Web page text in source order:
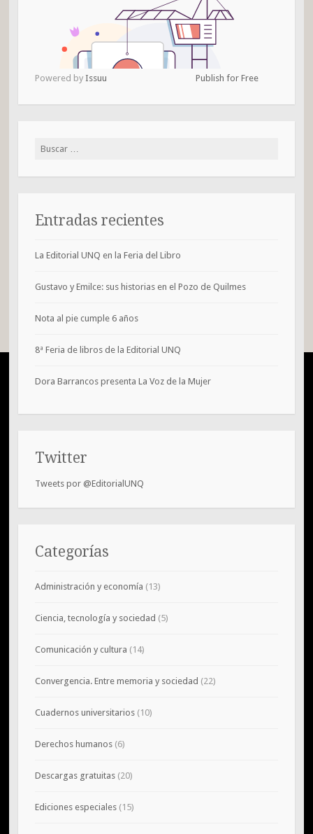
Powered by Issuu Publish for Free
Buscar:
Entradas recientes
La Editorial UNQ en la Feria del Libro
Gustavo y Emilce: sus historias en el Pozo de Quilmes
Nota al pie cumple 6 años
8ª Feria de libros de la Editorial UNQ
Dora Barrancos presenta La Voz de la Mujer
Twitter
Tweets por @EditorialUNQ
Categorías
Administración y economía (13)
Ciencia, tecnología y sociedad (5)
Comunicación y cultura (14)
Convergencia. Entre memoria y sociedad (22)
Cuadernos universitarios(10)
Derechos humanos(6)
Descargas gratuitas(20)
Ediciones especiales(15)